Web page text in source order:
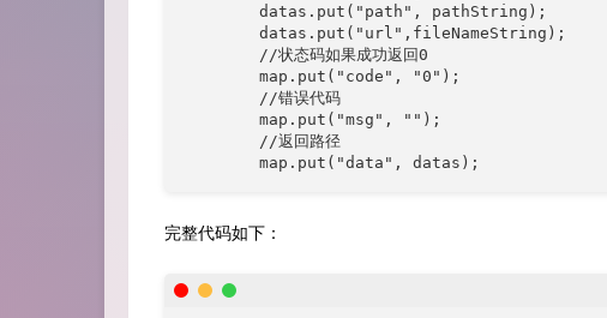
        datas.put("path", pathString);
        datas.put("url",fileNameString);
        //状态码如果成功返回0
        map.put("code", "0");
        //错误代码
        map.put("msg", "");
        //返回路径
        map.put("data", datas);
完整代码如下：